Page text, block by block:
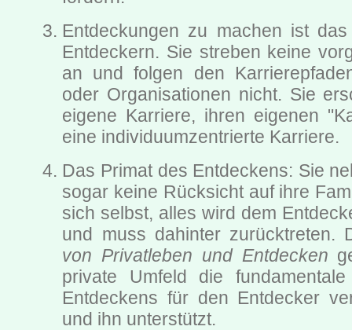
Entdeckungen zu machen ist
Entdeckern. Sie streben keine
an und folgen den
oder Organisationen nicht. Sie
eigene Karriere, ihren eigenen
eine individuumzentrierte Karriere.
Das Primat des Entdeckens: Sie
sogar keine Rücksicht auf ihre
sich selbst, alles wird dem
und muss dahinter zurücktreten.
von Privatleben und Entdecken
private Umfeld die
Entdeckens für den Entdecker
und ihn unterstützt.